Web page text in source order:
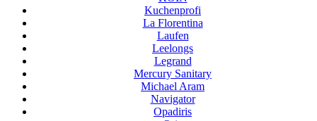
Kuchenprofi
La Florentina
Laufen
Leelongs
Legrand
Mercury Sanitary
Michael Aram
Navigator
Opadiris